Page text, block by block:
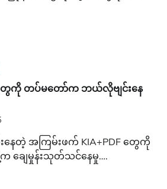
တွေကို တပ်မတော်က ဘယ်လို‌‌ဗျင်းနေ
နေတဲ့ အကြမ်းဖက် KIA+PDF တွေကို
ချေမှုန်းသုတ်သင်နေမှု….